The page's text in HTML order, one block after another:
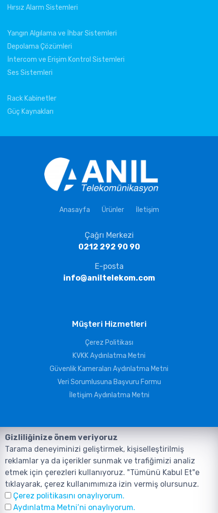
Hırsız Alarm Sistemleri
Yangın Algılama ve İhbar Sistemleri
Depolama Çözümleri
İntercom ve Erişim Kontrol Sistemleri
Ses Sistemleri
Rack Kabinetler
Güç Kaynakları
Anasayfa Ürünler İletişim
Çağrı Merkezi
0212 292 90 90
E-posta
info@aniltelekom.com
Müşteri Hizmetleri
Çerez Politikası
KVKK Aydınlatma Metni
Güvenlik Kameraları Aydınlatma Metni
Veri Sorumlusuna Başvuru Formu
İletişim Aydınlatma Metni
©2026, Tüm Hakları ANIL TELEKOMÜNİKASYON GÜVENLİK VE BİLİŞİM
SİSTEMLERİ SAN. TİC. LTD. ŞTİ. aittir.Tasarım ve Yazılım:
Tasarım Yazılım ve Teknoloji
Gizliliğinize önem veriyoruz
Tarama deneyiminizi geliştirmek, kişiselleştirilmiş
reklamlar ya da içerikler sunmak ve trafiğimizi analiz
etmek için çerezleri kullanıyoruz. "Tümünü Kabul Et"e
tıklayarak, çerez kullanımımıza izin vermiş olursunuz.
Çerez politikasını onaylıyorum.
Aydınlatma Metni’ni onaylıyorum.